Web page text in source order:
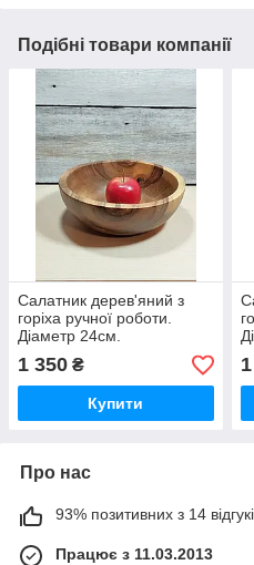
Подібні товари компанії
Салатник дерев'яний з
горіха ручної роботи.
Діаметр 24см.
1 350 ₴
Купити
Про нас
93% позитивних з 14
Працює з 11.03.2013